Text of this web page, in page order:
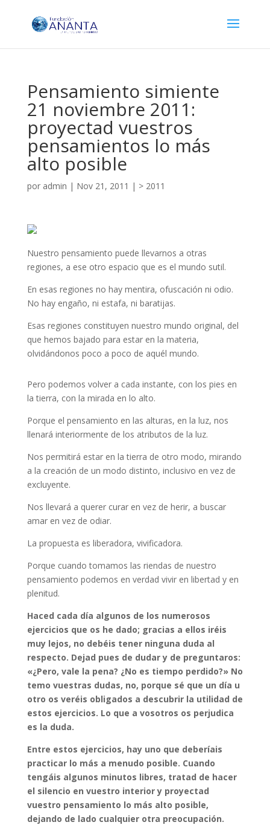
Pensamiento simiente
21 noviembre 2011:
proyectad vuestros
pensamientos lo más
alto posible
por admin | Nov 21, 2011 | > 2011
Nuestro pensamiento puede llevarnos a otras
regiones, a ese otro espacio que es el mundo sutil.
En esas regiones no hay mentira, ofuscación ni odio.
No hay engaño, ni estafa, ni baratijas.
Esas regiones constituyen nuestro mundo original, del
que hemos bajado para estar en la materia,
olvidándonos poco a poco de aquél mundo.
Pero podemos volver a cada instante, con los pies en
la tierra, con la mirada en lo alto.
Porque el pensamiento en las alturas, en la luz, nos
llenará interiormente de los atributos de la luz.
Nos permitirá estar en la tierra de otro modo, mirando
a la creación de un modo distinto, inclusivo en vez de
excluyente.
Nos llevará a querer curar en vez de herir, a buscar
amar en vez de odiar.
La propuesta es liberadora, vivificadora.
Porque cuando tomamos las riendas de nuestro
pensamiento podemos en verdad vivir en libertad y en
plenitud.
Haced cada día algunos de los numerosos
ejercicios que os he dado; gracias a ellos iréis
muy lejos, no debéis tener ninguna duda al
respecto. Dejad pues de dudar y de preguntaros:
«¿Pero, vale la pena? ¿No es tiempo perdido?» No
temo vuestras dudas, no, porque sé que un día u
otro os veréis obligados a descubrir la utilidad de
estos ejercicios. Lo que a vosotros os perjudica
es la duda.
Entre estos ejercicios, hay uno que deberíais
practicar lo más a menudo posible. Cuando
tengáis algunos minutos libres, tratad de hacer
el silencio en vuestro interior y proyectad
vuestro pensamiento lo más alto posible,
dejando de lado cualquier otra preocupación.